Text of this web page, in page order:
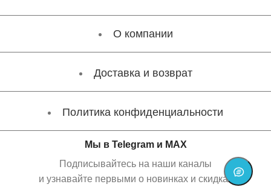
О компании
Доставка и возврат
Политика конфиденциальности
Мы в Telegram и MAX
Подписывайтесь на наши каналы
и узнавайте первыми о новинках и скидках